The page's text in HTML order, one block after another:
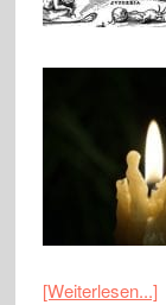
[Weiterlesen...]